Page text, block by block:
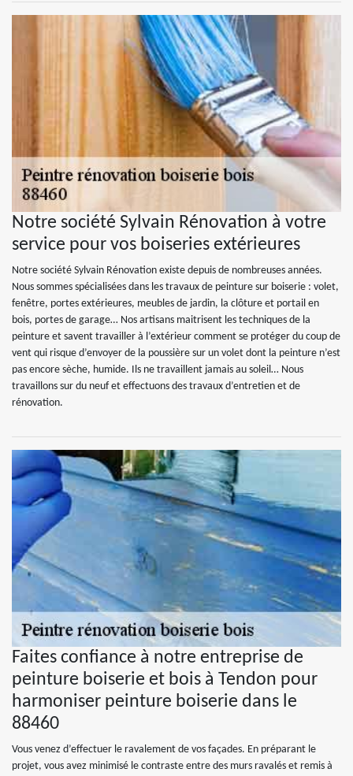
Notre société Sylvain Rénovation à votre
service pour vos boiseries extérieures
Notre société Sylvain Rénovation existe depuis de nombreuses années.
Nous sommes spécialisées dans les travaux de peinture sur boiserie : volet,
fenêtre, portes extérieures, meubles de jardin, la clôture et portail en
bois, portes de garage… Nos artisans maitrisent les techniques de la
peinture et savent travailler à l’extérieur comment se protéger du coup de
vent qui risque d’envoyer de la poussière sur un volet dont la peinture n’est
pas encore sèche, humide. Ils ne travaillent jamais au soleil… Nous
travaillons sur du neuf et effectuons des travaux d’entretien et de
rénovation.
Faites confiance à notre entreprise de
peinture boiserie et bois à Tendon pour
harmoniser peinture boiserie dans le
88460
Vous venez d’effectuer le ravalement de vos façades. En préparant le
projet, vous avez minimisé le contraste entre des murs ravalés et remis à